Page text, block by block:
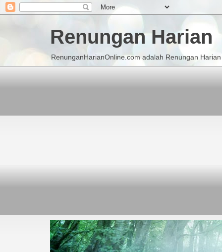
Renungan Harian
RenunganHarianOnline.com adalah Renungan